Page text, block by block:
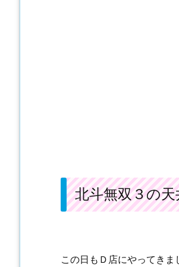
北斗無双３の
この日もＤ店にやってきま